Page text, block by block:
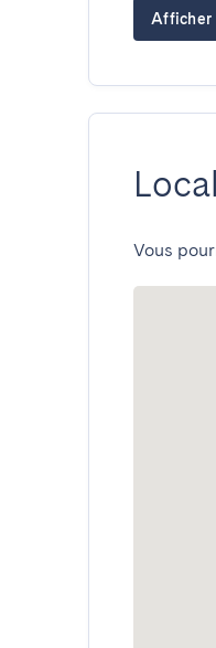
Afficher
Vous